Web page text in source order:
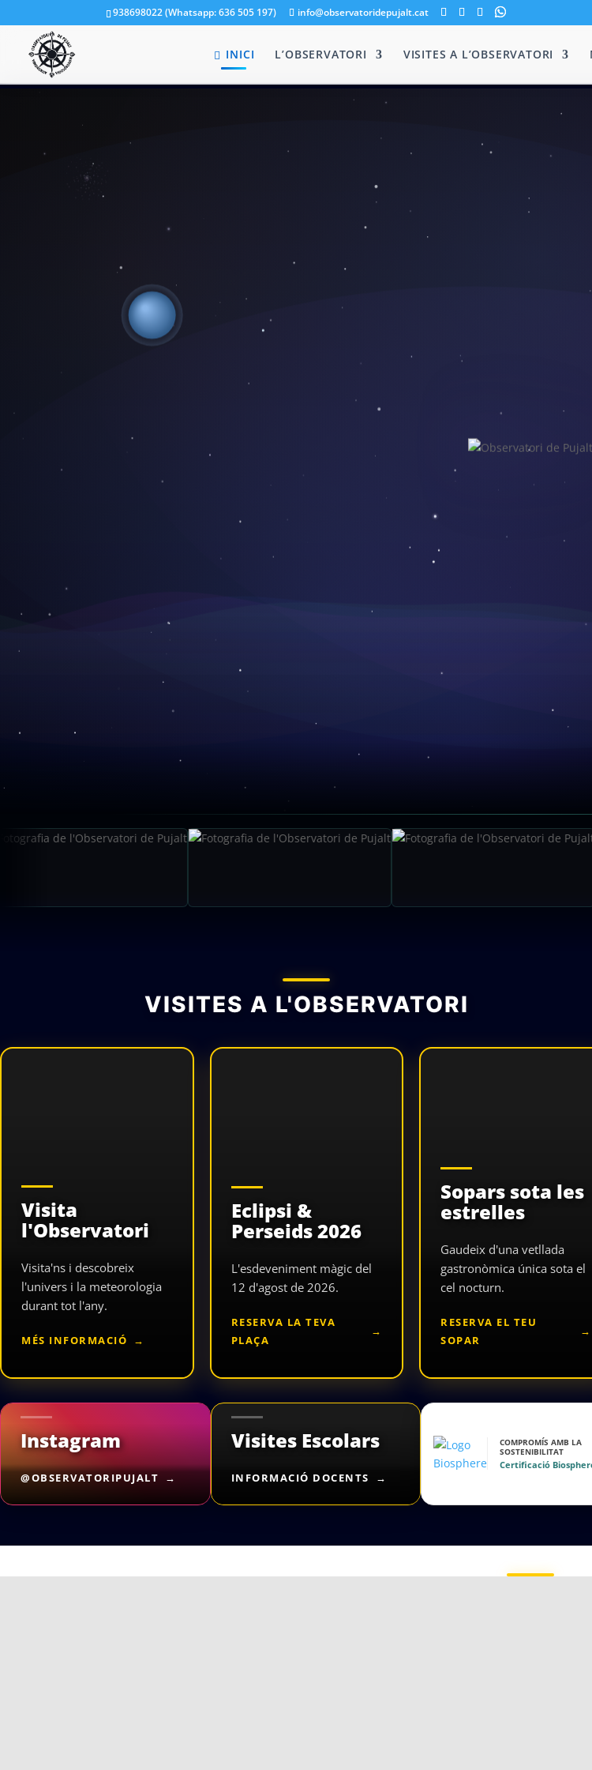
938698022 (Whatsapp: 636 505 197) info@observatoridepujalt.cat
INICI L’OBSERVATORI VISITES A L’OBSERVATORI
VISITES A L'OBSERVATORI
Visita
l'Observatori
Visita'ns i descobreix
l'univers i la meteorologia
durant tot l'any.
MÉS INFORMACIÓ
Eclipsi &
Perseids 2026
L'esdeveniment màgic del
12 d'agost de 2026.
RESERVA LA TEVA
PLAÇA
Sopars sota les
estrelles
Gaudeix d'una vetllada
gastronòmica única sota el
cel nocturn.
RESERVA EL TEU
SOPAR
Instagram
@OBSERVATORIPUJALT
Visites Escolars
INFORMACIÓ DOCENTS
COMPROMÍS AMB LA
SOSTENIBILITAT
Certificació